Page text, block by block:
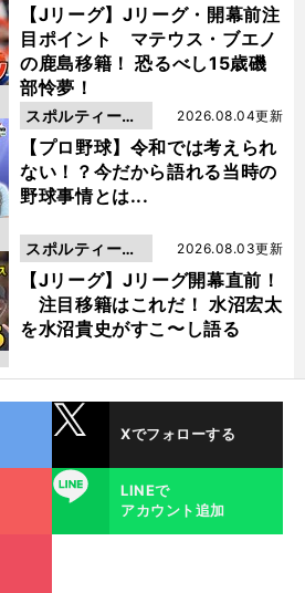
【Jリーグ】Jリーグ・開幕前注
目ポイント マテウス・ブエノ
の鹿島移籍！ 恐るべし15歳磯
部怜夢！
動画
【プロ野球】令和では考えられ
ない！？今だから語れる当時の
野球事情とは...
2026.08.04更新
スポルティーバ
動画
【Jリーグ】Jリーグ開幕直前！
注目移籍はこれだ！ 水沼宏太
を水沼貴史がすこ〜し語る
2026.08.03更新
スポルティーバ
動画
Xでフォローする
LINE
LINEで
アカウント追加